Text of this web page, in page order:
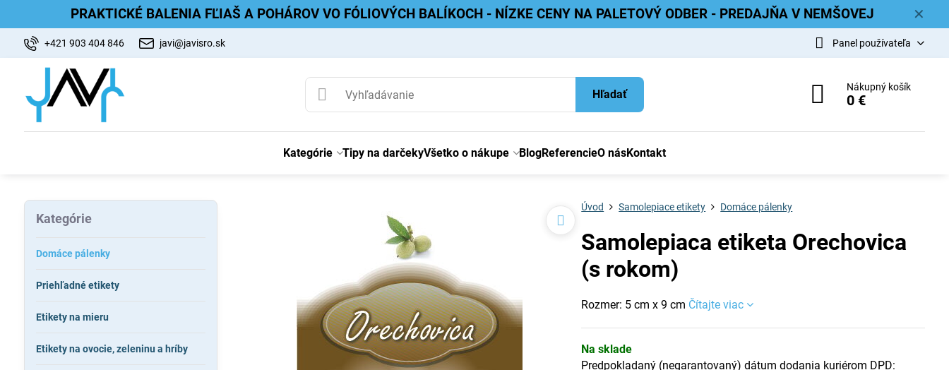
✕
PRAKTICKÉ BALENIA FĽIAŠ A POHÁROV VO FÓLIOVÝCH BALÍKOCH - NÍZKE CENY NA PALETOVÝ ODBER - PREDAJŇA V NEMŠOVEJ
+421 903 404 846 javi@javisro.sk Panel používateľa
Hľadať
Nákupný košík
0 €
Kategórie Tipy na darčekyVšetko o nákupe BlogReferencieO násKontakt
Úvod Samolepiace etikety Domáce pálenky
Samolepiaca etiketa Orechovica
(s rokom)
Rozmer: 5 cm x 9 cm Čítajte viac
Na sklade
Predpokladaný (negarantovaný) dátum dodania kuriérom DPD:
Kategórie
Domáce pálenky
Priehľadné etikety
Etikety na mieru
Etikety na ovocie, zeleninu a hríby